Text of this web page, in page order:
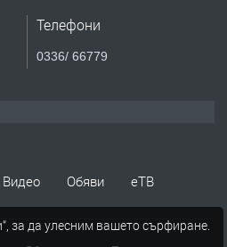
работник
Телефони
0336/ 66779
Видео Обяви
еТВ
за да улесним вашето сърфиране.